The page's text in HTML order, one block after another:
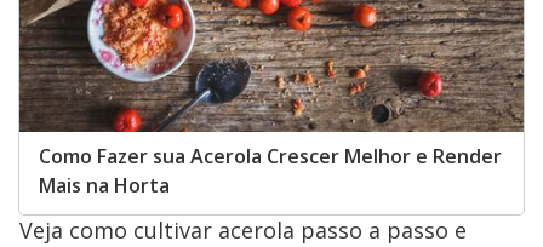
Como Fazer sua Acerola Crescer Melhor e Render
Mais na Horta
Veja como cultivar acerola passo a passo e